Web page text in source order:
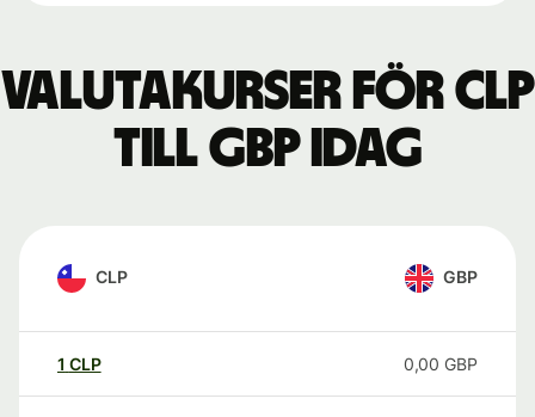
Valutakurser för CLP
till GBP idag
CLP GBP
1 CLP 0,00 GBP